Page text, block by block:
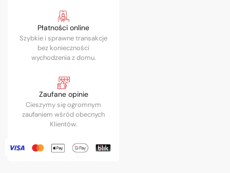
Płatności online
Szybkie i sprawne transakcje
bez konieczności
wychodzenia z domu.
Zaufane opinie
Cieszymy się ogromnym
zaufaniem wśród obecnych
Klientów.